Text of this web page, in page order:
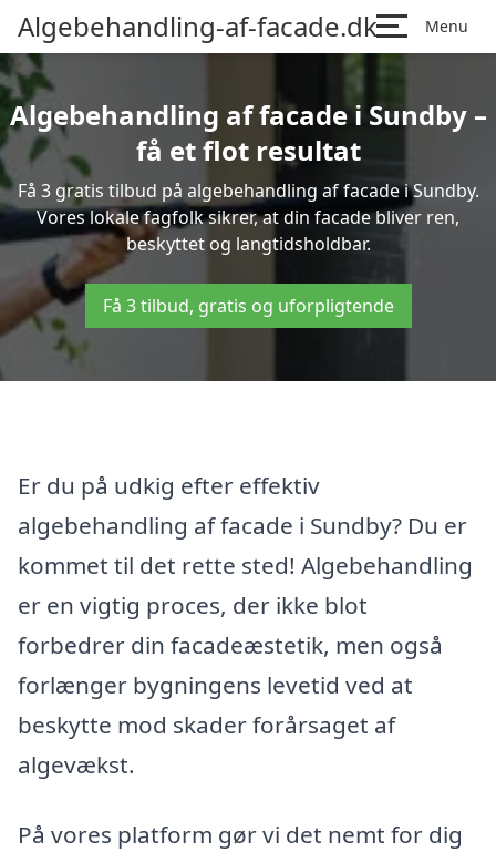
Algebehandling-af-facade.dk Menu
Algebehandling af facade i Sundby –
få et flot resultat
Få 3 gratis tilbud på algebehandling af facade i Sundby.
Vores lokale fagfolk sikrer, at din facade bliver ren,
beskyttet og langtidsholdbar.
Få 3 tilbud, gratis og uforpligtende
Er du på udkig efter effektiv
algebehandling af facade i Sundby? Du er
kommet til det rette sted! Algebehandling
er en vigtig proces, der ikke blot
forbedrer din facadeæstetik, men også
forlænger bygningens levetid ved at
beskytte mod skader forårsaget af
algevækst.
På vores platform gør vi det nemt for dig